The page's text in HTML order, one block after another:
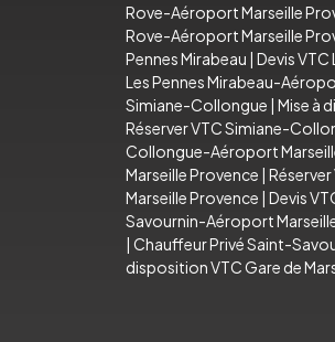
Rove-Aéroport Marseille
Rove-Aéroport Marseille
Pennes Mirabeau | Devis
Les Pennes Mirabeau-
Simiane-Collongue | Mise à
Réserver VTC Simiane-
Collongue-Aéroport
Marseille Provence |
Marseille Provence | Devis
Savournin-Aéroport
| Chauffeur Privé Saint-
disposition VTC Gare de